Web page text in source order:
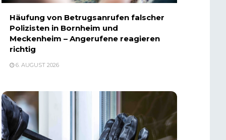
Häufung von Betrugsanrufen falscher
Polizisten in Bornheim und
Meckenheim – Angerufene reagieren
richtig
6. AUGUST 2026